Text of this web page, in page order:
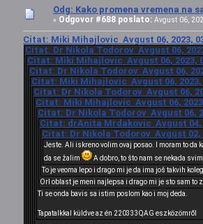
Odg: Kako promena vremena na
« Odgovor #688 poslato: Avgust 06,
Citat: Miki Mihajlovic Avgust 06, 2023,
Citat: Dr Nikola Todorov Avgust 06,
Citat: Miki Mihajlovic Avgust 06, 2023,
Citat: Dr Nikola Todorov Avgust 06,
Citat: Miki Mihajlovic Avgust 06, 2023,
Citat: Dr Nikola Todorov Avgust 06,
Citat: Miki Mihajlovic Avgust 06,
Citat: Dr Nikola Todorov Avgust 06,
Citat: drAnita Mrdakovic Avgust 04,
Citat: Dr Nikola Todorov Avgust 02,
Jeste. Ali iskreno volim ovaj posao. I moram to da
da se žalim
A dobro, to što nam se nekada
To je veoma lepo i drago mi je da ima još takvih
Orl oblast je meni najlepsa i drago mi je sto sam
Ti se onda bavis sa istim poslom kao i moj deda.
Tapatalkkal küldve az én 220333QAG eszközömről